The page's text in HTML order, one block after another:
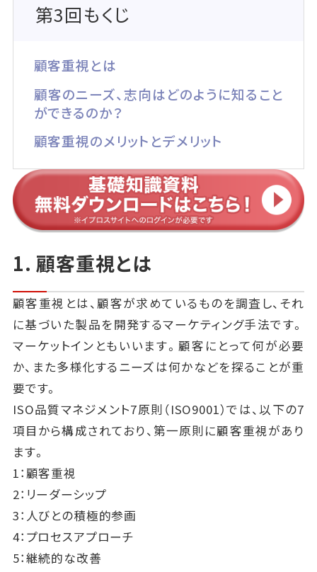
第3回もくじ
顧客重視とは
顧客のニーズ、志向はどのように知ること
ができるのか？
顧客重視のメリットとデメリット
1. 顧客重視とは
顧客重視とは、顧客が求めているものを調査し、それ
に基づいた製品を開発するマーケティング手法です。
マーケットインともいいます。顧客にとって何が必要
か、また多様化するニーズは何かなどを探ることが重
要です。
ISO品質マネジメント7原則（ISO9001）では、以下の7
項目から構成されており、第一原則に顧客重視があり
ます。
1：顧客重視
2：リーダーシップ
3：人びとの積極的参画
4：プロセスアプローチ
5：継続的な改善